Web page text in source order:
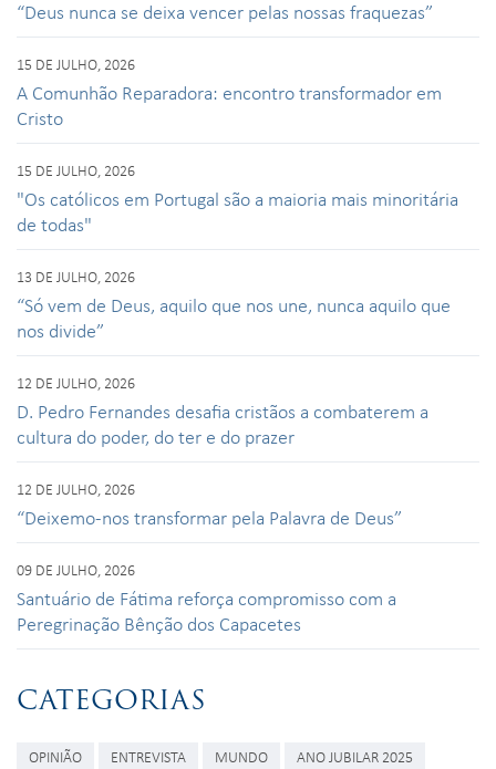
“Deus nunca se deixa vencer pelas nossas fraquezas”
15 DE JULHO, 2026
A Comunhão Reparadora: encontro transformador em
Cristo
15 DE JULHO, 2026
"Os católicos em Portugal são a maioria mais minoritária
de todas"
13 DE JULHO, 2026
“Só vem de Deus, aquilo que nos une, nunca aquilo que
nos divide”
12 DE JULHO, 2026
D. Pedro Fernandes desafia cristãos a combaterem a
cultura do poder, do ter e do prazer
12 DE JULHO, 2026
“Deixemo-nos transformar pela Palavra de Deus”
09 DE JULHO, 2026
Santuário de Fátima reforça compromisso com a
Peregrinação Bênção dos Capacetes
CATEGORIAS
OPINIÃO ENTREVISTA MUNDO
ANO JUBILAR 2025